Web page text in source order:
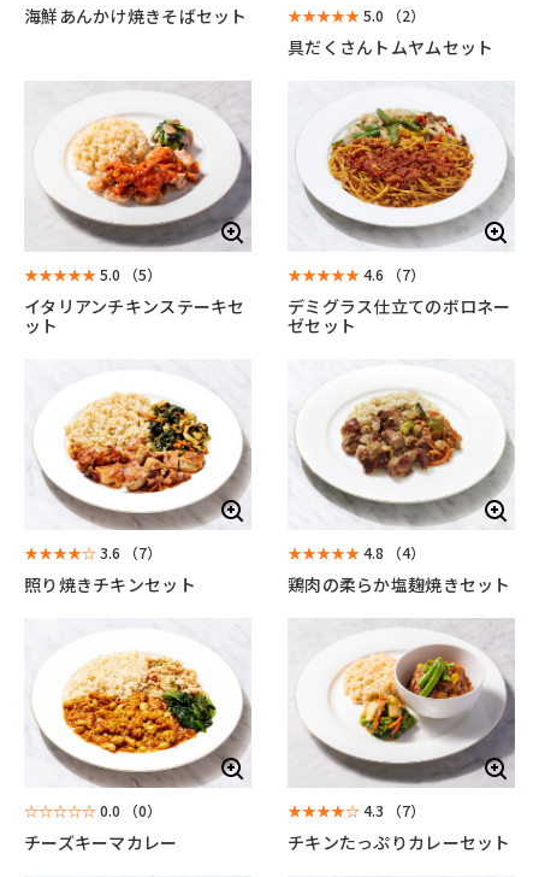
海鮮あんかけ焼きそばセット
★★★★★5.0 （2）
具だくさんトムヤムセット
★★★★★5.0 （5）
イタリアンチキンステーキセ
ット
★★★★★4.6 （7）
デミグラス仕立てのボロネー
ゼセット
★★★★☆3.6 （7）
照り焼きチキンセット
★★★★★4.8 （4）
鶏肉の柔らか塩麹焼きセット
☆☆☆☆☆0.0 （0）
チーズキーマカレー
★★★★☆4.3 （7）
チキンたっぷりカレーセット